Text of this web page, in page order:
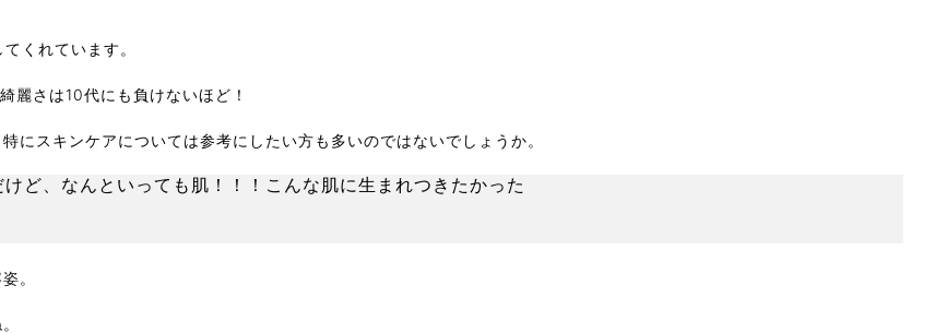
くれています。
麗さは10代にも負けないほど！
にスキンケアについては参考にしたい方も多いのではないでしょうか。
ど、なんといっても肌！！！こんな肌に生まれつきたかった
。